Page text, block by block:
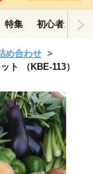
特集 初心者ガイド
め合わせ
ト （KBE-113）